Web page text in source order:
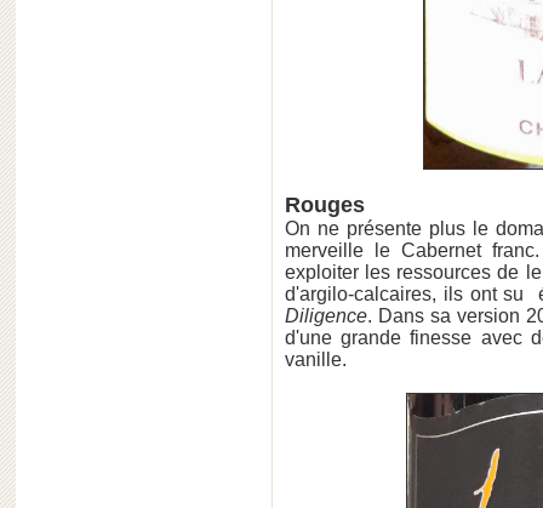
Rouges
On ne présente plus le
merveille le Cabernet
exploiter les ressources de
d'argilo-calcaires, ils ont su
Diligence. Dans sa version
d'une grande finesse avec
vanille.